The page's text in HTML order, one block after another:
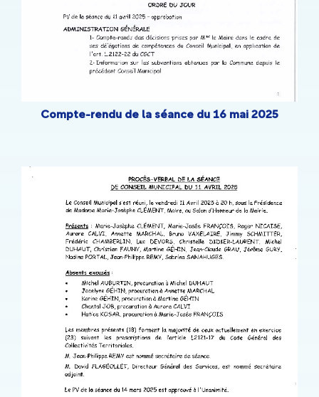
Compte-rendu de la séance du 16 mai 2025